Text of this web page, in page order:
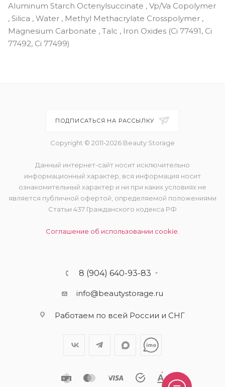
Aluminum Starch Octenylsuccinate , Vp/Va Copolymer
, Silica , Water , Methyl Methacrylate Crosspolymer ,
Magnesium Carbonate , Talc , Iron Oxides (Ci 77491, Ci
77492, Ci 77499)
ПОДПИСАТЬСЯ НА РАССЫЛКУ
Copyright © 2011-2026 Beauty Storage
Данный интернет-сайт носит исключительно
информационный характер, вся информация носит
ознакомительный характер и ни при каких условиях не
является публичной офертой, определяемой положениями
Статьи 437 Гражданского кодекса РФ
Соглашение об использовании cookie.
8 (904) 640-93-83
info@beautystorage.ru
Работаем по всей России и СНГ